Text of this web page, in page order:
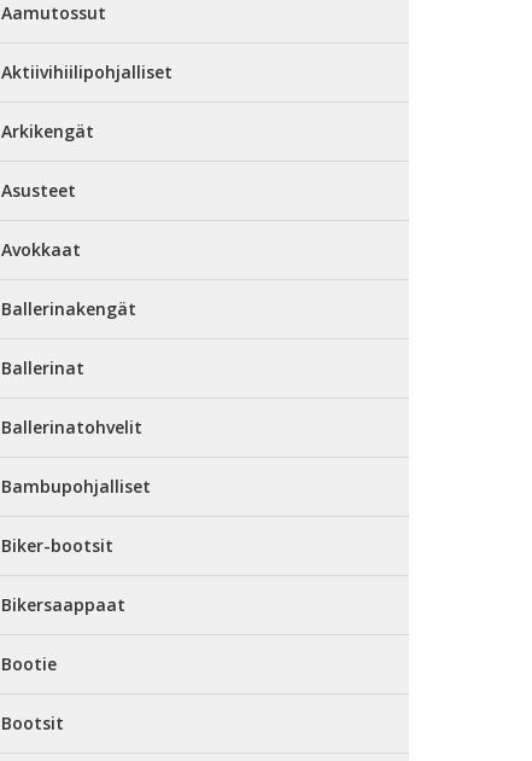
Aamutossut
Aktiivihiilipohjalliset
Arkikengät
Asusteet
Avokkaat
Ballerinakengät
Ballerinat
Ballerinatohvelit
Bambupohjalliset
Biker-bootsit
Bikersaappaat
Bootie
Bootsit